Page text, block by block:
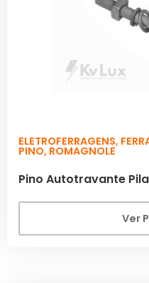
ELETROFERRAGENS,
PINO, ROMAGNOLE
Pino Autotravante
Ver